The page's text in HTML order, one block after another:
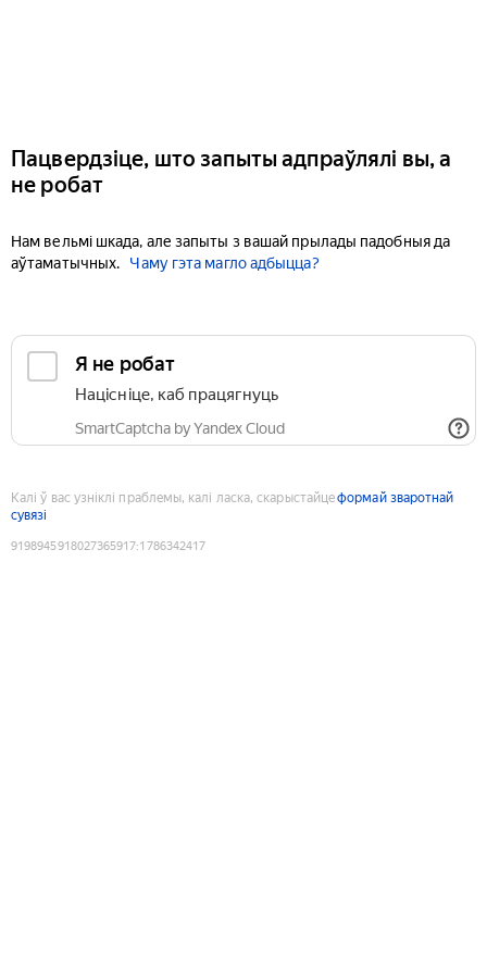
Пацвердзіце, што запыты адпраўлялі вы, а
не робат
Нам вельмі шкада, але запыты з вашай прылады падобныя да
аўтаматычных.
Чаму гэта магло адбыцца?
Я не робат
Націсніце, каб працягнуць
SmartCaptcha by Yandex Cloud
Калі ў вас узніклі праблемы, калі ласка, скарыстайцеформай зваротнай
сувязі
9198945918027365917:1786342417